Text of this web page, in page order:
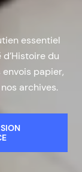
essentiel
du
papier,
archives.